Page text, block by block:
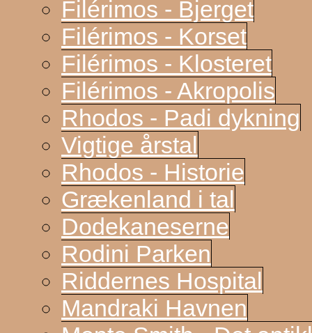
Filérimos - Bjerget
Filérimos - Korset
Filérimos - Klosteret
Filérimos - Akropolis
Rhodos - Padi dykning
Vigtige årstal
Rhodos - Historie
Grækenland i tal
Dodekaneserne
Rodini Parken
Riddernes Hospital
Mandraki Havnen